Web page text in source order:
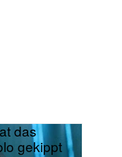
das
gekippt